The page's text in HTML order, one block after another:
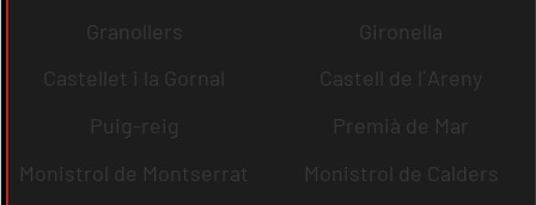
Granollers
Gironella
Castellet i la Gornal
Castell de l´Areny
Puig-reig
Premià de Mar
Monistrol de Montserrat
Monistrol de Calders